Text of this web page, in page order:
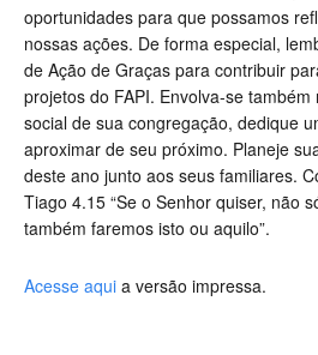
oportunidades para que possamos
nossas ações. De forma especial,
de Ação de Graças para contribuir
projetos do FAPI. Envolva-se
social de sua congregação, dedique
aproximar de seu próximo. Planeje
deste ano junto aos seus familiares.
Tiago 4.15 “Se o Senhor quiser, não
também faremos isto ou aquilo”.
Acesse aqui a versão impressa.